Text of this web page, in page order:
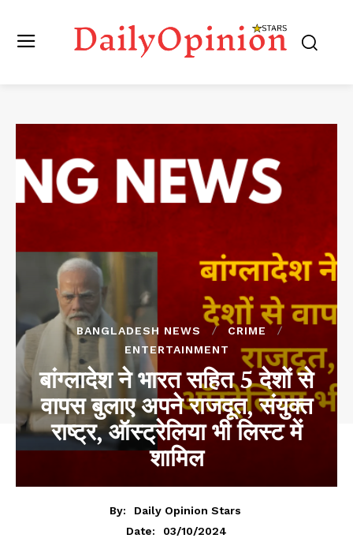
BANGLADESH NEWS
CRIME
ENTERTAINMENT
बांग्लादेश ने भारत सहित 5 देशों से
वापस बुलाए अपने राजदूत, संयुक्त
राष्ट्र, ऑस्ट्रेलिया भी लिस्ट में
शामिल
By:
Daily Opinion Stars
Date:
03/10/2024